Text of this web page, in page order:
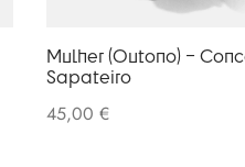
Mulher (Outono) –
Sapateiro
45,00 €